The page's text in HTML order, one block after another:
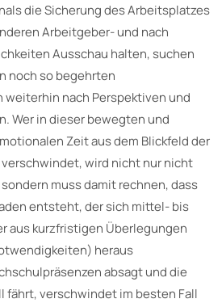
die Sicherung des Arbeitsplatzes
Arbeitgeber- und nach
Ausschau halten, suchen
noch so begehrten
nach Perspektiven und
Wer in dieser bewegten und
Zeit aus dem Blickfeld der
wird nicht nur nicht
muss damit rechnen, dass
entsteht, der sich mittel- bis
aus kurzfristigen Überlegungen
heraus
absagt und die
fährt, verschwindet im besten Fall